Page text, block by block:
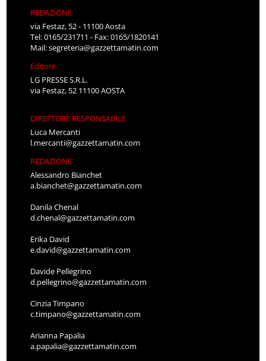
REDAZIONE
via Festaz, 52 - 11100 Aosta
Tel: 0165/231711 - Fax: 0165/1820141
Mail:segreteria@gazzettamatin.com
Editore
LG PRESSE S.R.L.
via Festaz, 52 11100 AOSTA
DIRETTORE RESPONSABILE
Luca Mercanti
l.mercanti@gazzettamatin.com
REDAZIONE
Alessandro Bianchet
a.bianchet@gazzettamatin.com
Danila Chenal
d.chenal@gazzettamatin.com
Erika David
e.david@gazzettamatin.com
Davide Pellegrino
d.pellegrino@gazzettamatin.com
Cinzia Timpano
c.timpano@gazzettamatin.com
Arianna Papalia
a.papalia@gazzettamatin.com